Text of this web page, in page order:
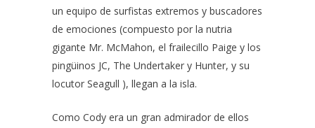
un equipo de surfistas extremos y buscadores
de emociones (compuesto por la nutria
gigante Mr. McMahon, el frailecillo Paige y los
pingüinos JC, The Undertaker y Hunter, y su
locutor Seagull ), llegan a la isla.
Como Cody era un gran admirador de ellos